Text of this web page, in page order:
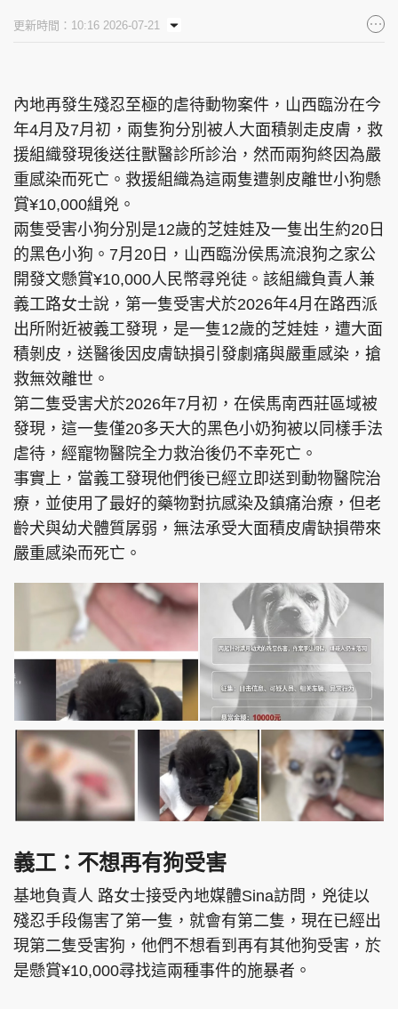
更新時間：10:16 2026-07-21
內地再發生殘忍至極的虐待動物案件，山西臨汾在今
年4月及7月初，兩隻狗分別被人大面積剝走皮膚，救
援組織發現後送往獸醫診所診治，然而兩狗終因為嚴
重感染而死亡。救援組織為這兩隻遭剝皮離世小狗懸
賞¥10,000緝兇。
兩隻受害小狗分別是12歲的芝娃娃及一隻出生約20日
的黑色小狗。7月20日，山西臨汾侯馬流浪狗之家公
開發文懸賞¥10,000人民幣尋兇徒。該組織負責人兼
義工路女士說，第一隻受害犬於2026年4月在路西派
出所附近被義工發現，是一隻12歲的芝娃娃，遭大面
積剝皮，送醫後因皮膚缺損引發劇痛與嚴重感染，搶
救無效離世。
第二隻受害犬於2026年7月初，在侯馬南西莊區域被
發現，這一隻僅20多天大的黑色小奶狗被以同樣手法
虐待，經寵物醫院全力救治後仍不幸死亡。
事實上，當義工發現他們後已經立即送到動物醫院治
療，並使用了最好的藥物對抗感染及鎮痛治療，但老
齡犬與幼犬體質孱弱，無法承受大面積皮膚缺損帶來
嚴重感染而死亡。
義工：不想再有狗受害
基地負責人 路女士接受內地媒體Sina訪問，兇徒以
殘忍手段傷害了第一隻，就會有第二隻，現在已經出
現第二隻受害狗，他們不想看到再有其他狗受害，於
是懸賞¥10,000尋找這兩種事件的施暴者。